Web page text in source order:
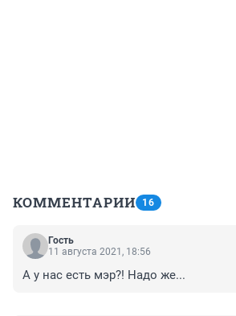
КОММЕНТАРИИ 16
Гость
11 августа 2021, 18:56
А у нас есть мэр?! Надо же...